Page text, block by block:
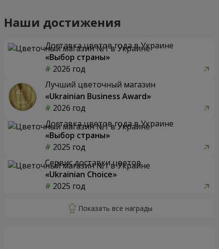
Наши достижения
Доставка цветов года в Украине
«Выбор страны»
2026 год
Лучший цветочный магазин
«Ukrainian Business Award»
2026 год
Доставка цветов года в Украине
«Выбор страны»
2025 год
Сервис доставки цветов
«Ukrainian Choice»
2025 год